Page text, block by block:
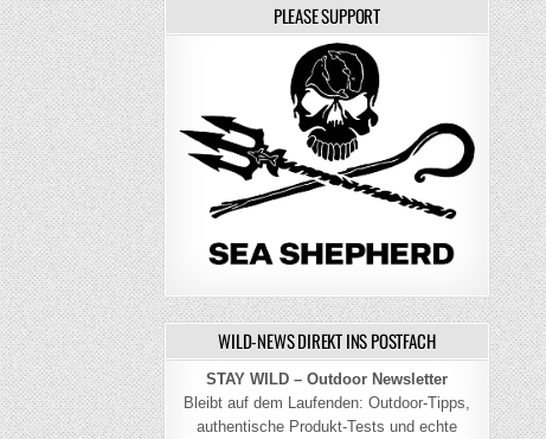
PLEASE SUPPORT
WILD-NEWS DIREKT INS POSTFACH
STAY WILD – Outdoor Newsletter
Bleibt auf dem Laufenden: Outdoor-Tipps,
authentische Produkt-Tests und echte